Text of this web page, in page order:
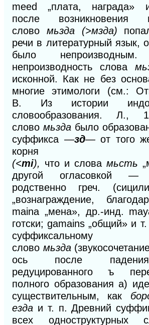
meed „плата,
после
возникновения
слово мьзда (>мзда)
речи в литературный язык,
было
непроизводность слова
исконной. Как не без
многие этимологи (см.: О
В. Из истории
словообразования. Л.,
слово мьзда было
суффикса —зд—от того
(<mi), что и слова мьсть
другой огласовкой —
родственно греч.
„вознаграждение,
maina „мена», др.-инд.
готски; gamains „общий» и
суффиксальному
слово мьзда
ось после
редуцированногоъ
полного образования а)
существительным, как
езда и т. п. Древний
всех одноструктурных